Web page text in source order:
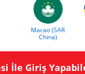
Macao (SAR
China)
İle Giriş